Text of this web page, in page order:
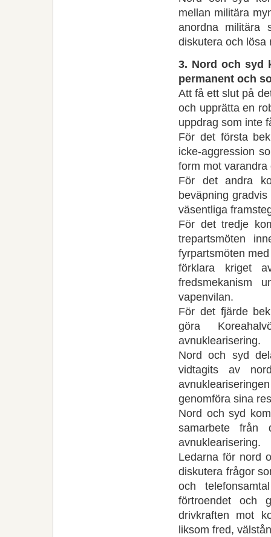
mellan militära
anordna militära
diskutera och lösa
3. Nord och syd
permanent och
Att få ett slut på
och upprätta en
uppdrag som inte
För det första
icke-aggression
form mot
För det andra
beväpning
väsentliga
För det tredje
trepartsmöten
fyrpartsmöten
förklara kriget
fredsmekanism
vapenvilan.
För det fjärde
göra
avnuklearisering.
Nord och syd
vidtagits av
genomföra sina
Nord och syd
samarbete från
avnuklearisering.
Ledarna för nord
diskutera frågor
och
förtroendet och
drivkraften mot
liksom fred,